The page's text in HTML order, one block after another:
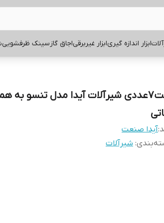
ابزار اندازه گیریابزار غیربرقیاجاق گازسینک ظرفشویی
ست7عددی شیرآلات آیدا مدل تنسو به
آیدا صنعت
: شیرآلات